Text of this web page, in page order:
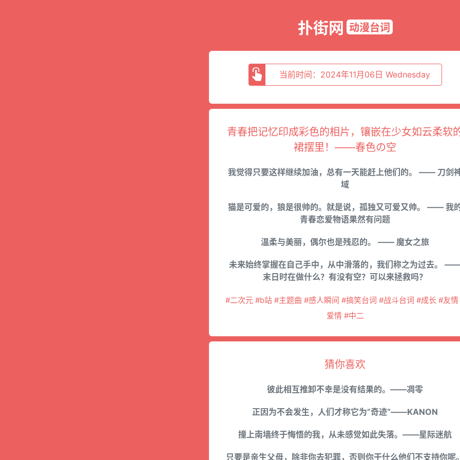
扑街网 动漫台词
当前时间：2024年11月06日 Wednesday
青春把记忆印成彩色的相片，镶嵌在少女如云柔软
裙摆里！——春色の空
我觉得只要这样继续加油，总有一天能赶上他们的。 —— 刀剑
域
猫是可爱的，狼是很帅的。就是说，孤独又可爱又帅。 —— 我
青春恋爱物语果然有问题
温柔与美丽，偶尔也是残忍的。 —— 魔女之旅
未来始终掌握在自己手中，从中滑落的，我们称之为过去。
末日时在做什么？有没有空？可以来拯救吗？
#二次元 #b站 #主题曲 #感人瞬间 #搞笑台词 #战斗台词 #成长 #友情
爱情 #中二
猜你喜欢
彼此相互推卸不幸是没有结果的。——凋零
正因为不会发生，人们才称它为”奇迹“——KANON
撞上南墙终于悔悟的我，从未感觉如此失落。——星际迷航
只要是亲生父母，除非你去犯罪，否则你干什么他们不支持你呢。